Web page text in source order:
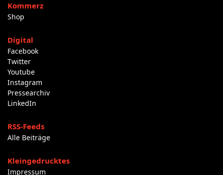
Kommerz
Shop
Digital
Facebook
Twitter
Youtube
Instagram
Pressearchiv
LinkedIn
RSS-Feeds
Alle Beiträge
Kleingedrucktes
Impressum